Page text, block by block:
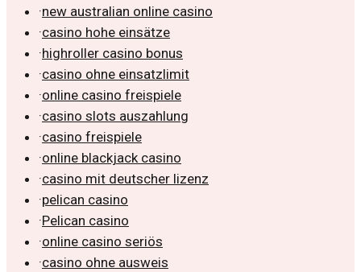
·new australian online casino
·casino hohe einsätze
·highroller casino bonus
·casino ohne einsatzlimit
·online casino freispiele
·casino slots auszahlung
·casino freispiele
·online blackjack casino
·casino mit deutscher lizenz
·pelican casino
·Pelican casino
·online casino seriös
·casino ohne ausweis